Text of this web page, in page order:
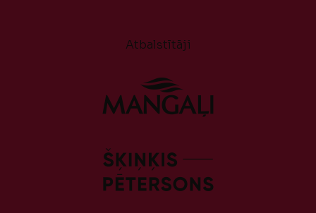
Atbalstītāji